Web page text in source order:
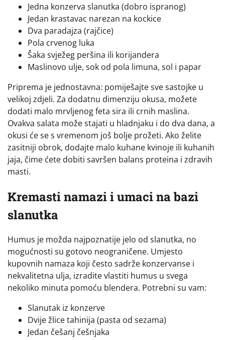
Jedna konzerva slanutka (dobro ispranog)
Jedan krastavac narezan na kockice
Dva paradajza (rajčice)
Pola crvenog luka
Šaka svježeg peršina ili korijandera
Maslinovo ulje, sok od pola limuna, sol i papar
Priprema je jednostavna: pomiješajte sve sastojke u
velikoj zdjeli. Za dodatnu dimenziju okusa, možete
dodati malo mrvljenog feta sira ili crnih maslina.
Ovakva salata može stajati u hladnjaku i do dva dana, a
okusi će se s vremenom još bolje prožeti. Ako želite
zasitniji obrok, dodajte malo kuhane kvinoje ili kuhanih
jaja, čime ćete dobiti savršen balans proteina i zdravih
masti.
Kremasti namazi i umaci na bazi
slanutka
Humus je možda najpoznatije jelo od slanutka, no
mogućnosti su gotovo neograničene. Umjesto
kupovnih namaza koji često sadrže konzervanse i
nekvalitetna ulja, izradite vlastiti humus u svega
nekoliko minuta pomoću blendera. Potrebni su vam:
Slanutak iz konzerve
Dvije žlice tahinija (pasta od sezama)
Jedan češanj češnjaka